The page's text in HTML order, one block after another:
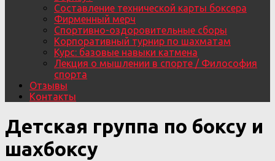
Составление технической карты боксера
Фирменный мерч
Спортивно-оздоровительные сборы
Корпоративный турнир по шахматам
Курс: базовые навыки катмена
Лекция о мышлении в спорте / Философия
спорта
Отзывы
Контакты
Детская группа по боксу и
шахбоксу